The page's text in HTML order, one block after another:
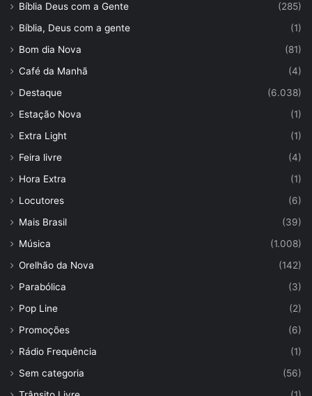
Bíblia Deus com a Gente
(285)
Bíblia, Deus com a gente
(1)
Bom dia Nova
(81)
Café da Manhã
(4)
Destaque
(6.038)
Estação Nova
(1)
Extra Light
(1)
Feira livre
(4)
Hora Extra
(1)
Locutores
(6)
Mais Brasil
(39)
Música
(1.008)
Orelhão da Nova
(142)
Parabólica
(3)
Pop Line
(2)
Promoções
(6)
Rádio Frequência
(1)
Sem categoria
(56)